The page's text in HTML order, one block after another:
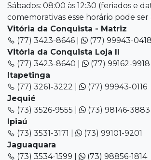
Sábados: 08:00 às 12:30 (feriados e
comemorativas esse horário pode ser
Vitória da Conquista - Matriz
(77) 3423-8646 |
(77) 99943-0418
Vitória da Conquista Loja II
(77) 3423-8640 |
(77) 99162-9918
Itapetinga
(77) 3261-3222 |
(77) 99943-0116
Jequié
(73) 3526-9555 |
(73) 98146-3883
Ipiaú
(73) 3531-3171 |
(73) 99101-9201
Jaguaquara
(73) 3534-1599 |
(73) 98856-1814